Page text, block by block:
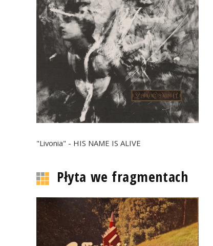
"Livonia" - HIS NAME IS ALIVE
Płyta we fragmentach